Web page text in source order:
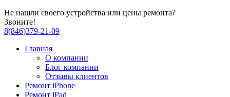
Не нашли своего устройства или цены ремонта?
Звоните!
8(846)379-21-09
Главная
О компании
Блог компании
Отзывы клиентов
Ремонт iPhone
Ремонт iPad